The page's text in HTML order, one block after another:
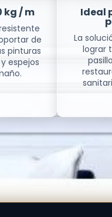
kg / m
de
pinturas
espejos
Ideal
La
lograr